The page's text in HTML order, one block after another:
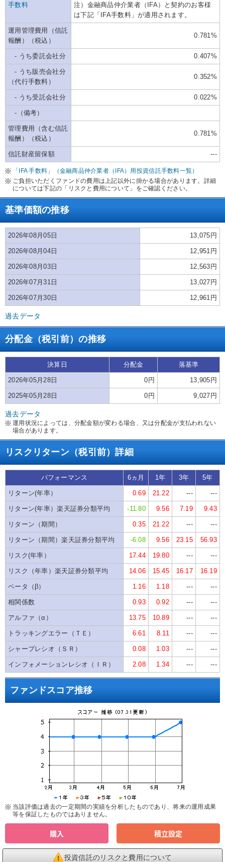
手数料
注）金融商品仲介業者（IFA）と契約のお客様
は下記「IFA手数料」が適用されます。
運用管理費用（信託
報酬）（税込）
0.781%
- うち委託会社分 0.407%
- うち販売会社分
（代行手数料）
0.352%
- うち受託会社分 0.022%
-（備考）
管理費用（含む信託
報酬）（税込）
0.781%
信託財産留保額 ---
「IFA 手数料」（金融商品仲介業者（IFA）用投資信託手数料一覧）
ご負担いただくファンドの費用は上記以外に掛かる場合があります。詳細
については下記の「リスクと費用について」をご確認ください。
基準価額の推移
2026年08月05日 13,075円
2026年08月04日 12,951円
2026年08月03日 12,563円
2026年07月31日 13,027円
2026年07月30日 12,961円
過去データ
分配金（税引前）の推移
決算日 分配金 落基準
2026年05月28日 0円 13,905円
2025年05月28日 0円 9,027円
過去データ
運用状況によっては、分配金額が変わる場合、又は分配金が支払われない
場合があります。
リスクリターン（税引前）詳細
パフォーマンス 6ヵ月 1年 3年 5年
リターン(年率） 0.69 21.22 --- ---
リターン(年率）楽天証券分類平均 -11.80 9.56 7.19 9.43
リターン（期間） 0.35 21.22 --- ---
リターン（期間）楽天証券分類平均 -6.08 9.56 23.15 56.93
リスク(年率） 17.44 19.80 --- ---
リスク（年率）楽天証券分類平均 14.06 15.45 16.17 16.19
ベータ（β） 1.16 1.18 --- ---
相関係数 0.93 0.92 --- ---
アルファ（α） 13.75 10.89 --- ---
トラッキングエラー（ＴＥ） 6.61 8.11 --- ---
シャープレシオ（ＳＲ） 0.08 1.03 --- ---
インフォメーションレシオ（ＩＲ） 2.08 1.34 --- ---
ファンドスコア推移
当該評価は過去の一定期間の実績を分析したものであり、将来の運用成果
等を保証したものではありません。
購入 積立設定
投資信託のリスクと費用について